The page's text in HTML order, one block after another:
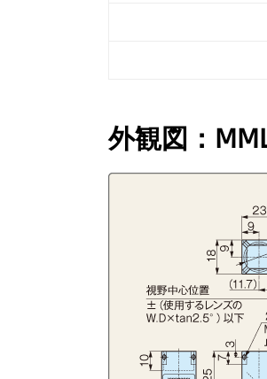
外観図：